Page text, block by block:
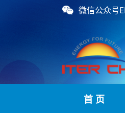
微信公众号
首 页